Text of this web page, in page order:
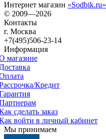
Интернет магазин «Sodbik.ru»
© 2009—2026
Контакты
г. Москва
+7(495)506-23-14
Информация
магазине
Кредит
сделать заказ
войти в личный кабинет
Мы принимаем